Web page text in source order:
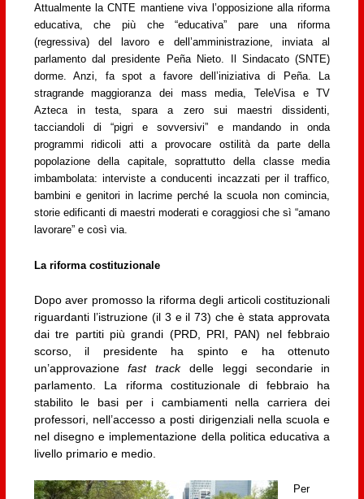
Attualmente la CNTE mantiene viva l’opposizione alla riforma
educativa, che più che “educativa” pare una riforma
(regressiva) del lavoro e dell’amministrazione, inviata al
parlamento dal presidente Peña Nieto. Il Sindacato (SNTE)
dorme. Anzi, fa spot a favore dell’iniziativa di Peña. La
stragrande maggioranza dei mass media, TeleVisa e TV
Azteca in testa, spara a zero sui maestri dissidenti,
tacciandoli di “pigri e sovversivi” e mandando in onda
programmi ridicoli atti a provocare ostilità da parte della
popolazione della capitale, soprattutto della classe media
imbambolata: interviste a conducenti incazzati per il traffico,
bambini e genitori in lacrime perché la scuola non comincia,
storie edificanti di maestri moderati e coraggiosi che sì “amano
lavorare” e così via.
La riforma costituzionale
Dopo aver promosso la riforma degli articoli costituzionali
riguardanti l’istruzione (il 3 e il 73) che è stata approvata
dai tre partiti più grandi (PRD, PRI, PAN) nel febbraio
scorso, il presidente ha spinto e ha ottenuto
un’approvazionefast trackdelle leggi secondarie in
parlamento. La riforma costituzionale di febbraio ha
stabilito le basi per i cambiamenti nella carriera dei
professori, nell’accesso a posti dirigenziali nella scuola e
nel disegno e implementazione della politica educativa a
livello primario e medio.
Per